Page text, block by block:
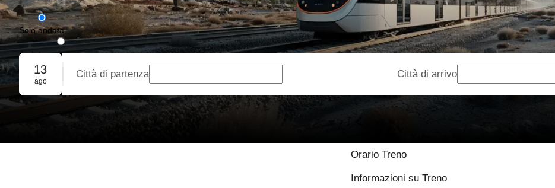
Solo andata
Andata e ritorno
Prenotazione di gruppo
13
ago
Città di partenza Città di arrivo
Orario Treno
Informazioni su Treno